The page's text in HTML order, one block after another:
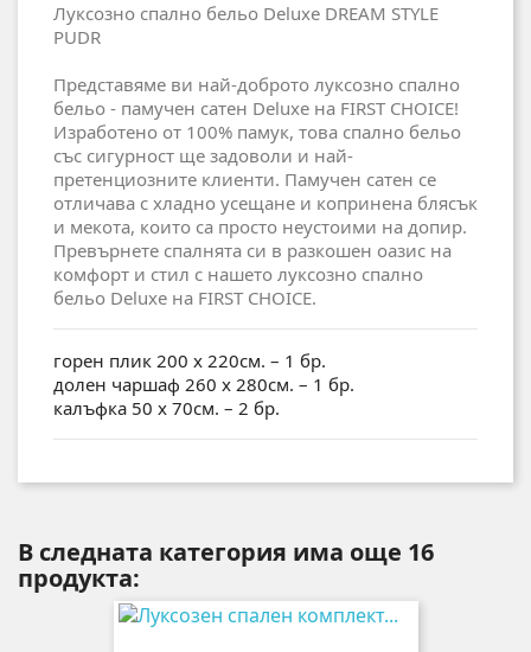
Луксозно спално бельо Deluxe DREAM STYLE
PUDR
Представяме ви най-доброто луксозно спално
бельо - памучен сатен Deluxe на FIRST CHOICE!
Изработено от 100% памук, това спално бельо
със сигурност ще задоволи и най-
претенциозните клиенти. Памучен сатен се
отличава с хладно усещане и копринена блясък
и мекота, които са просто неустоими на допир.
Превърнете спалнята си в разкошен оазис на
комфорт и стил с нашето луксозно спално
бельо Deluxe на FIRST CHOICE.
горен плик 200 х 220см. – 1 бр.
долен чаршаф 260 х 280см. – 1 бр.
калъфка 50 х 70см. – 2 бр.
В следната категория има още 16
продукта: